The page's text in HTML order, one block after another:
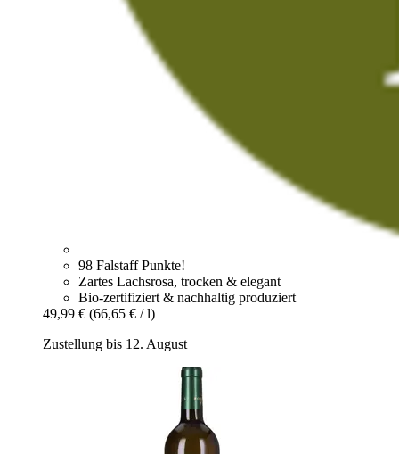
98 Falstaff Punkte!
Zartes Lachsrosa, trocken & elegant
Bio-zertifiziert & nachhaltig produziert
49,99 € (66,65 € / l)
Zustellung bis 12. August